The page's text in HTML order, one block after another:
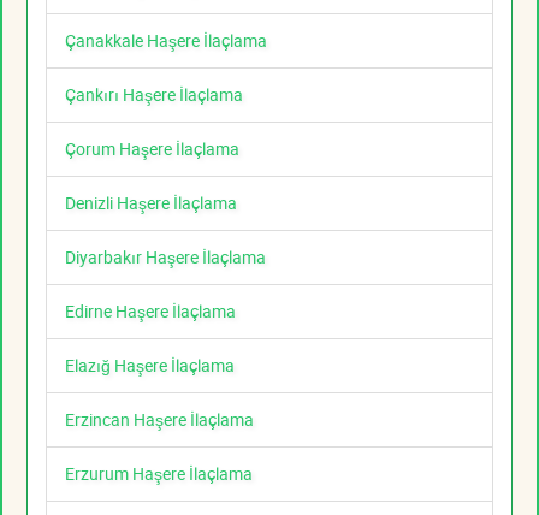
Çanakkale Haşere İlaçlama
Çankırı Haşere İlaçlama
Çorum Haşere İlaçlama
Denizli Haşere İlaçlama
Diyarbakır Haşere İlaçlama
Edirne Haşere İlaçlama
Elazığ Haşere İlaçlama
Erzincan Haşere İlaçlama
Erzurum Haşere İlaçlama